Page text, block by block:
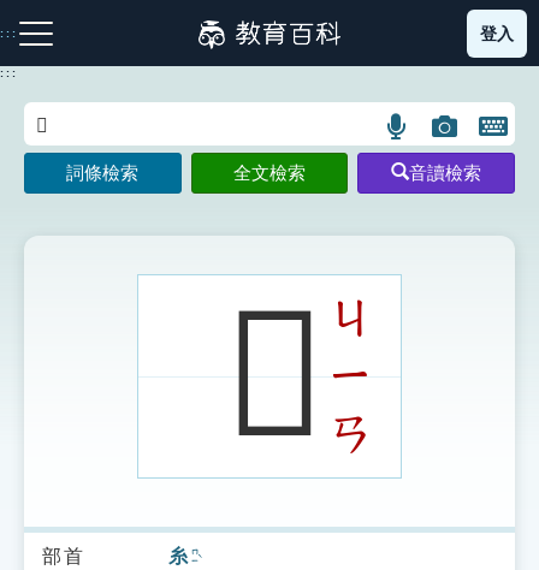
到
主
:::
注音索引圖示 筆畫索引圖示 部首索引表圖示
索引選單
登入
:::
語
言
搜
示
圖
片
搜
開
鍵
圖
詞條檢索 全文檢索 音讀檢索
𦇩 ㄐ
ㄧ
ㄢ
部首 糸 ㄇㄧˋ